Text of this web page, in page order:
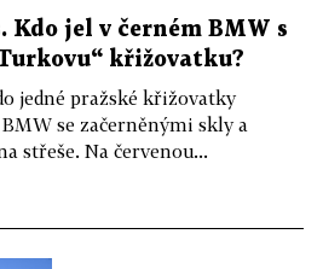
Kdo jel v černém BMW s
křižovatku?
jedné pražské křižovatky
se začerněnými skly a
střeše. Na červenou...